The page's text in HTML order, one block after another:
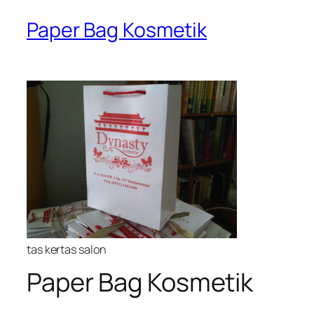
Paper Bag Kosmetik
tas kertas salon
Paper Bag Kosmetik